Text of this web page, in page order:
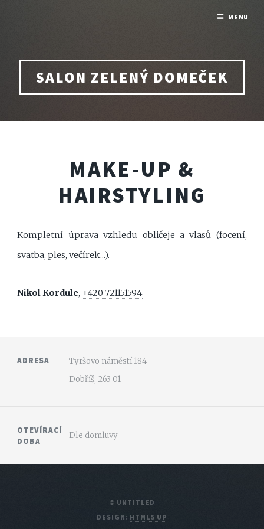
SALON ZELENÝ DOMEČEK
MAKE-UP &
HAIRSTYLING
Kompletní úprava vzhledu obličeje a vlasů (focení,
svatba, ples, večírek...).
Nikol Kordule, +420 721151594
ADRESA
Tyršovo náměstí 184
Dobříš, 263 01
OTEVÍRACÍ
DOBA
Dle domluvy
© UNTITLED
DESIGN: HTML5 UP
MENU